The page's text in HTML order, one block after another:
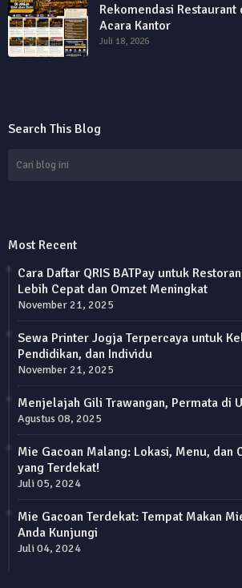
Rekomendasi
Acara Kantor
Juli 18, 2026
Search This Blog
Most Recent
Cara Daftar QRIS BATPay untuk
Lebih Cepat dan Omzet Meningkat
November 21, 2025
Sewa Printer Jogja Terpercaya untuk
Pendidikan, dan Individu
November 21, 2025
Menjelajah Gili Trawangan, Permata di
Agustus 08, 2025
Mie Gacoan Malang: Lokasi, Menu, dan
yang Terdekat!
Juli 05, 2024
Mie Gacoan Terdekat: Tempat Makan
Anda Kunjungi
Juli 04, 2024